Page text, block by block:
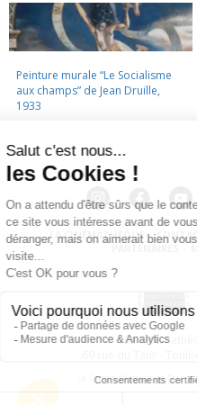
Peinture murale “Le Socialisme
aux champs” de Jean Druille,
1933
LA CINÉMATHÈQUE ·
PARTENAIRES ·
La
La Cinémathèque de